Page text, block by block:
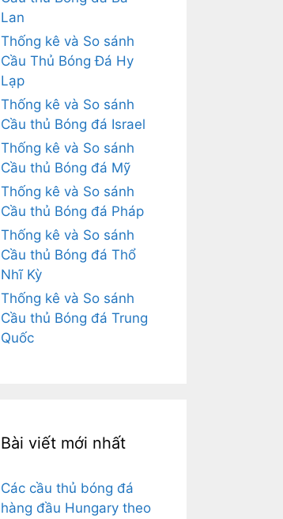
Lan
Thống kê và So sánh
Cầu Thủ Bóng Đá Hy
Lạp
Thống kê và So sánh
Cầu thủ Bóng đá Israel
Thống kê và So sánh
Cầu thủ Bóng đá Mỹ
Thống kê và So sánh
Cầu thủ Bóng đá Pháp
Thống kê và So sánh
Cầu thủ Bóng đá Thổ
Nhĩ Kỳ
Thống kê và So sánh
Cầu thủ Bóng đá Trung
Quốc
Bài viết mới nhất
Các cầu thủ bóng đá
hàng đầu Hungary theo